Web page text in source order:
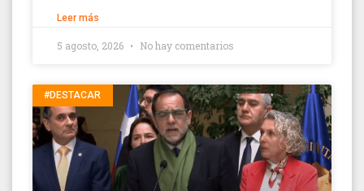
Leer más
5 agosto, 2026 No hay comentarios
#DESTACAR